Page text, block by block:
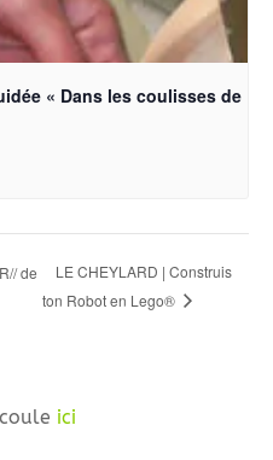
« Dans les coulisses de
de
LE CHEYLARD | Construis
ton Robot en Lego®
ici